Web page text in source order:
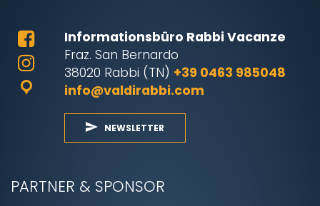
Informationsbüro Rabbi Vacanze
Fraz. San Bernardo
38020 Rabbi (TN) +39 0463 985048
info@valdirabbi.com
NEWSLETTER
PARTNER & SPONSOR